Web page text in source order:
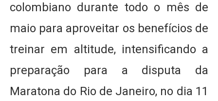
colombiano durante todo o mês de
maio para aproveitar os benefícios de
treinar em altitude, intensificando a
preparação para a disputa da
Maratona do Rio de Janeiro, no dia 11